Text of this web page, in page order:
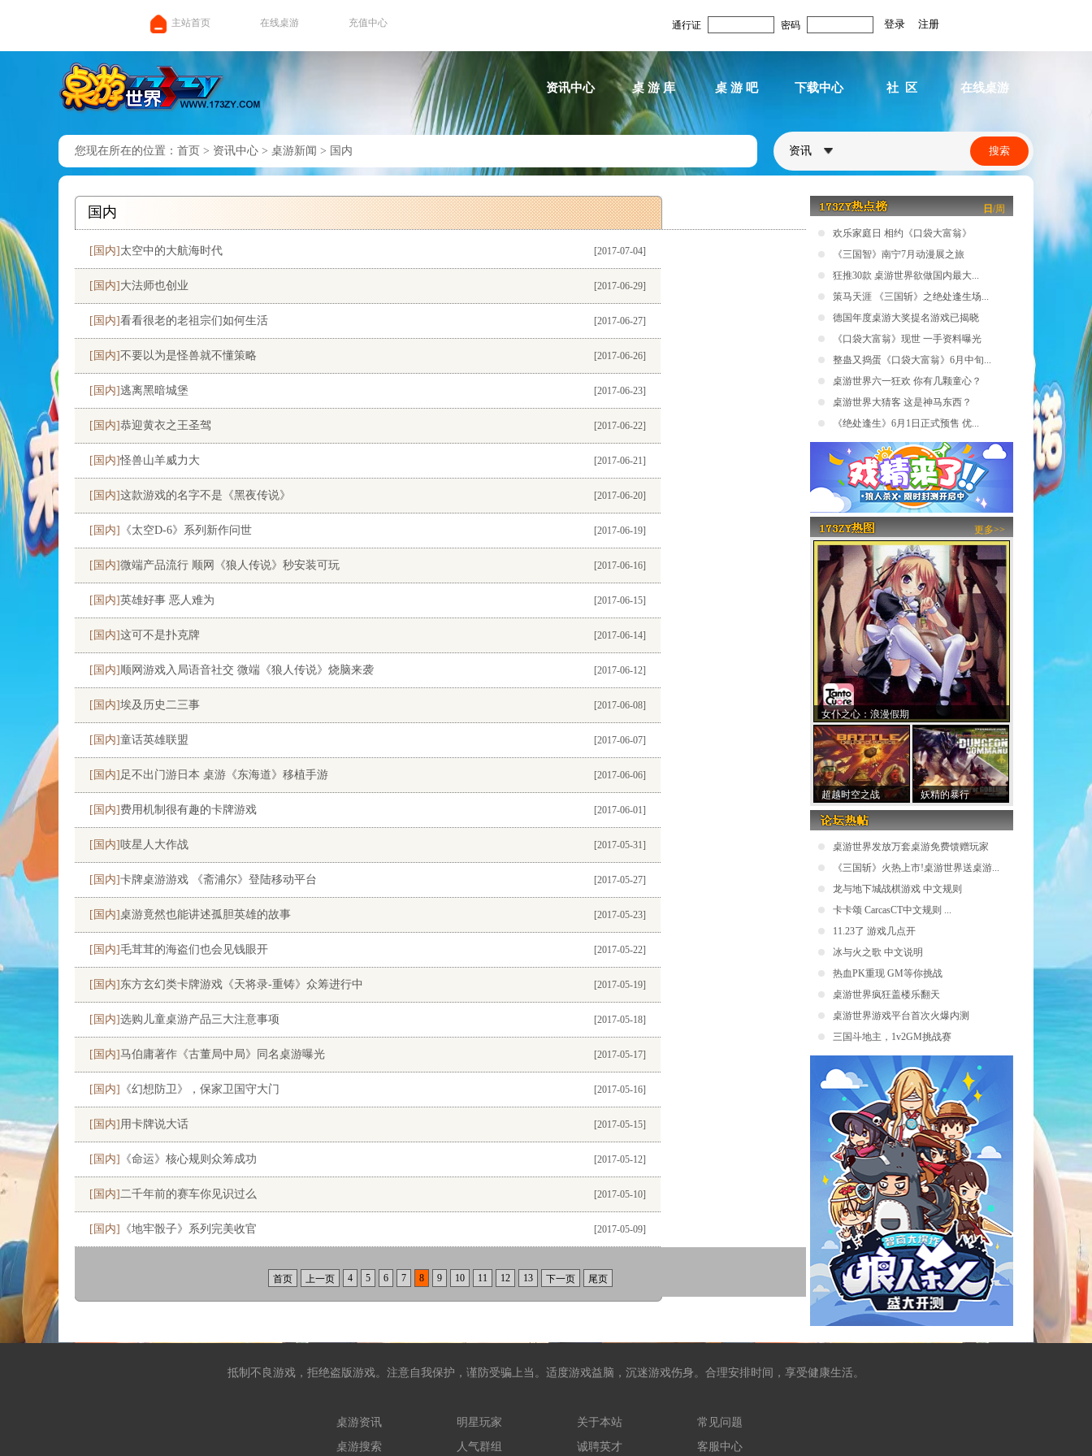
主站首页 在线桌游 充值中心 通行证 密码
资讯中心 桌 游 库 桌 游 吧 下载中心 社 区 在线桌游
您现在所在的位置： 首页 > 资讯中心 > 桌游新闻 > 国内 资讯
国内
[2017-07-04]
[国内] 太空中的大航海时代
[2017-06-29]
[国内] 大法师也创业
[2017-06-27]
[国内]看看很老的老祖宗们如何生活
[2017-06-26]
[国内]不要以为是怪兽就不懂策略
[2017-06-23]
[国内]逃离黑暗城堡
[2017-06-22]
[国内]恭迎黄衣之王圣驾
[2017-06-21]
[国内]怪兽山羊威力大
[2017-06-20]
[国内]这款游戏的名字不是《黑夜传说》
[2017-06-19]
[国内] 《太空D-6》系列新作问世
[2017-06-16]
[国内]微端产品流行 顺网《狼人传说》秒安装可玩
[2017-06-15]
[国内]英雄好事 恶人难为
[2017-06-14]
[国内]这可不是扑克牌
[2017-06-12]
[国内] 顺网游戏入局语音社交 微端《狼人传说》烧脑来袭
[2017-06-08]
[国内]埃及历史二三事
[2017-06-07]
[国内]童话英雄联盟
[2017-06-06]
[国内] 足不出门游日本 桌游《东海道》移植手游
[2017-06-01]
[国内] 费用机制很有趣的卡牌游戏
[2017-05-31]
[国内]吱星人大作战
[2017-05-27]
[国内]卡牌桌游游戏 《斋浦尔》登陆移动平台
[2017-05-23]
[国内]桌游竟然也能讲述孤胆英雄的故事
[2017-05-22]
[国内]毛茸茸的海盗们也会见钱眼开
[2017-05-19]
[国内] 东方玄幻类卡牌游戏《天将录-重铸》众筹进行中
[2017-05-18]
[国内]选购儿童桌游产品三大注意事项
[2017-05-17]
[国内]马伯庸著作《古董局中局》同名桌游曝光
[2017-05-16]
[国内] 《幻想防卫》，保家卫国守大门
[2017-05-15]
[国内] 用卡牌说大话
[2017-05-12]
[国内] 《命运》核心规则众筹成功
[2017-05-10]
[国内]二千年前的赛车你见识过么
[2017-05-09]
[国内] 《地牢骰子》系列完美收官
首页 上一页 4 5 6 7 8 9 10 11 12 13 下一页 尾页
日 /周
欢乐家庭日 相约《口袋大富翁》
《三国智》南宁7月动漫展之旅
狂推30款 桌游世界欲做国内最大...
策马天涯 《三国斩》之绝处逢生场...
德国年度桌游大奖提名游戏已揭晓
《口袋大富翁》现世 一手资料曝光
整蛊又捣蛋《口袋大富翁》6月中旬...
桌游世界六一狂欢 你有几颗童心？
桌游世界大猜客 这是神马东西？
《绝处逢生》6月1日正式预售 优...
更多>>
女仆之心：浪漫假期
超越时空之战 妖精的暴行
桌游世界发放万套桌游免费馈赠玩家
《三国斩》火热上市!桌游世界送桌游...
龙与地下城战棋游戏 中文规则
卡卡颂 CarcasCT中文规则 ...
11.23了 游戏几点开
冰与火之歌 中文说明
热血PK重现 GM等你挑战
桌游世界疯狂盖楼乐翻天
桌游世界游戏平台首次火爆内测
三国斗地主，1v2GM挑战赛
抵制不良游戏，拒绝盗版游戏。注意自我保护，谨防受骗上当。适度游戏益脑，沉迷游戏伤身。合理安排时间，享受健康生活。
桌游资讯
桌游搜索
明星玩家
人气群组
关于本站
诚聘英才
常见问题
客服中心